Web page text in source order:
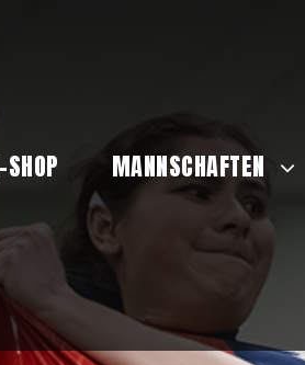
MANNSCHAFTEN